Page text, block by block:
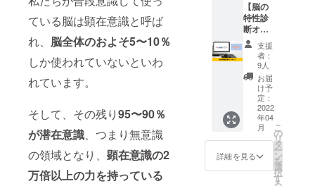
ている脳は顕在意識と呼ば
れ、 脳全体のおよそ5〜10％
しか使われていないといわ
れています。
そして、その残り95〜90％
が潜在意識、つまり無意識
の領域となり、 顕在意識の2
万倍以上の力を持っている
に変化し今
に至る。
自分自身が
体験してき
たものとNLP
を融合し
て、実践の
場で使える
「寺岡式達
ニング」を
名前を
掲載さ
せてい
ただき
ます。
あなた
のお名
前を寺
岡式達
成脳ト
レーニ
ングの
HPで
PRでき
【脳の
特性診
断オン
ライ
ン】 脳
の特性
診断を
受ける
ことが
できま
す。
Google
フォー
ムで180
問の設
支援
者：
9人
お届
け予
定：
2022
年04
月
詳細を見る
こ
の
リ
タ
ー
ン
を
選
択
す